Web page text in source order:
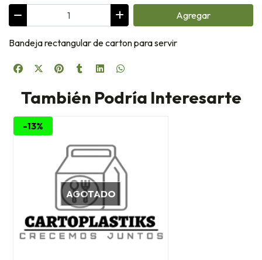
Agregar
Bandeja rectangular de carton para servir
También Podría Interesarte
-13%
AGOTADO